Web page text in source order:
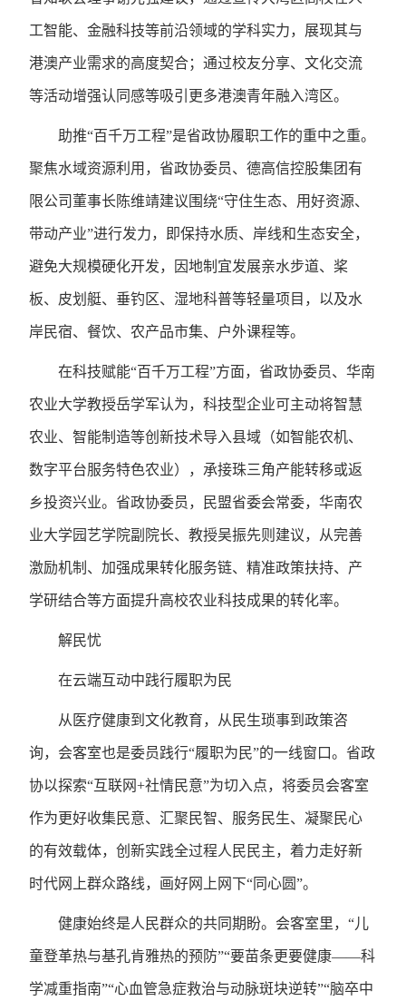
工智能、金融科技等前沿领域的学科实力，展现其与
港澳产业需求的高度契合；通过校友分享、文化交流
等活动增强认同感等吸引更多港澳青年融入湾区。
助推“百千万工程”是省政协履职工作的重中之重。
聚焦水域资源利用，省政协委员、德高信控股集团有
限公司董事长陈维靖建议围绕“守住生态、用好资源、
带动产业”进行发力，即保持水质、岸线和生态安全，
避免大规模硬化开发，因地制宜发展亲水步道、桨
板、皮划艇、垂钓区、湿地科普等轻量项目，以及水
岸民宿、餐饮、农产品市集、户外课程等。
在科技赋能“百千万工程”方面，省政协委员、华南
农业大学教授岳学军认为，科技型企业可主动将智慧
农业、智能制造等创新技术导入县域（如智能农机、
数字平台服务特色农业），承接珠三角产能转移或返
乡投资兴业。省政协委员，民盟省委会常委，华南农
业大学园艺学院副院长、教授吴振先则建议，从完善
激励机制、加强成果转化服务链、精准政策扶持、产
学研结合等方面提升高校农业科技成果的转化率。
解民忧
在云端互动中践行履职为民
从医疗健康到文化教育，从民生琐事到政策咨
询，会客室也是委员践行“履职为民”的一线窗口。省政
协以探索“互联网+社情民意”为切入点，将委员会客室
作为更好收集民意、汇聚民智、服务民生、凝聚民心
的有效载体，创新实践全过程人民民主，着力走好新
时代网上群众路线，画好网上网下“同心圆”。
健康始终是人民群众的共同期盼。会客室里，“儿
童登革热与基孔肯雅热的预防”“要苗条更要健康——科
学减重指南”“心血管急症救治与动脉斑块逆转”“脑卒中